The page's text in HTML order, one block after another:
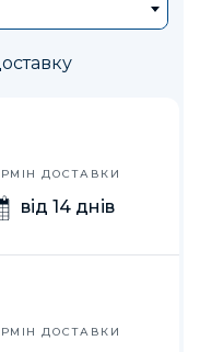
ДОСТАВКИ
від 14 днів
ДОСТАВКИ